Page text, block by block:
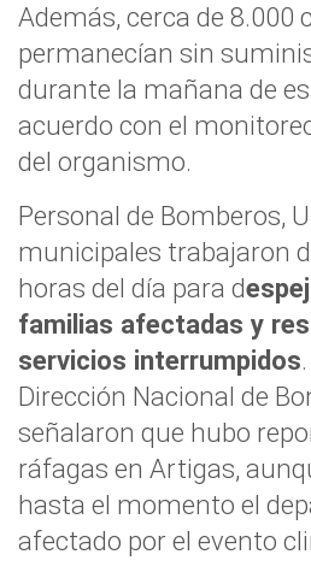
Además, cerca de 8.000
permanecían sin
durante la mañana de
acuerdo con el
del organismo.
Personal de Bomberos,
municipales trabajaron
horas del día para d
familias afectadas y
servicios interrumpidos
Dirección Nacional de
señalaron que hubo
ráfagas en Artigas,
hasta el momento el
afectado por el evento